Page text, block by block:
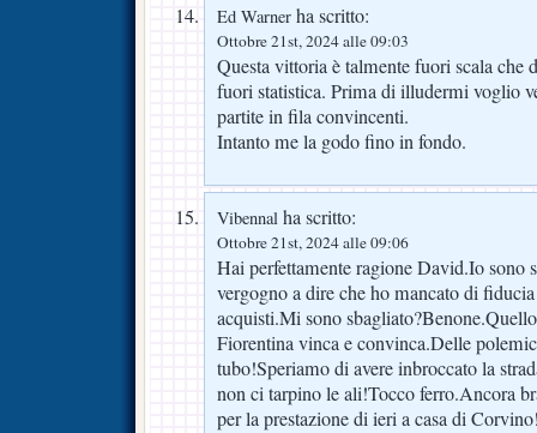
Ed Warner ha scritto:
Ottobre 21st, 2024 alle 09:03
Questa vittoria è talmente fuori scala che
fuori statistica. Prima di illudermi voglio
partite in fila convincenti.
Intanto me la godo fino in fondo.
Vibennal ha scritto:
Ottobre 21st, 2024 alle 09:06
Hai perfettamente ragione David.Io sono
vergogno a dire che ho mancato di
acquisti.Mi sono
Fiorentina vinca e convinca.Delle
tubo!Speriamo di avere inbroccato la
non ci tarpino le ali!Tocco ferro.Ancora
per la prestazione di ieri a casa di